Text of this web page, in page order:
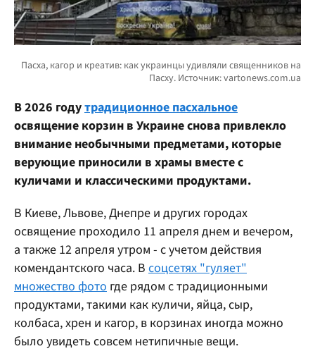
В 2026 годутрадиционное пасхальное
освящение корзин в Украине снова привлекло
внимание необычными предметами, которые
верующие приносили в храмы вместе с
куличами и классическими продуктами.
В Киеве, Львове, Днепре и других городах
освящение проходило 11 апреля днем и вечером,
а также 12 апреля утром - с учетом действия
комендантского часа. В соцсетях "гуляет"
множество фото где рядом с традиционными
продуктами, такими как куличи, яйца, сыр,
колбаса, хрен и кагор, в корзинах иногда можно
было увидеть совсем нетипичные вещи.